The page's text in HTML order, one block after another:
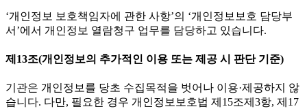
‘개인정보 보호책임자에 관한 사항’의 ‘개인정보보호 담당부
서’에서 개인정보 열람청구 업무를 담당하고 있습니다.
제13조(개인정보의 추가적인 이용 또는 제공 시 판단 기준)
기관은 개인정보를 당초 수집목적을 벗어나 이용·제공하지 않
습니다. 다만, 필요한 경우 개인정보보호법 제15조제3항, 제17